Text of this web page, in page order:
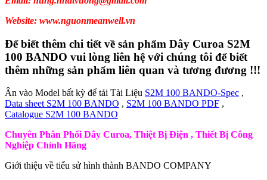
Website: www.nguonmeanwell.vn
Để biết thêm chi tiết về sản phẩm Dây Curoa S2M
100 BANDO vui lòng liên hệ với chúng tôi để biết
thêm những sản phẩm liên quan và tương đương !!!
Ân vào Model bất kỳ để tải Tài Liệu S2M 100 BANDO-Spec ,
Data sheet S2M 100 BANDO , S2M 100 BANDO PDF ,
Catalogue S2M 100 BANDO
Chuyên Phân Phối Dây Curoa, Thiệt Bị Điện , Thiết Bị Công
Nghiệp Chính Hãng
Giới thiệu về tiểu sử hình thành BANDO COMPANY